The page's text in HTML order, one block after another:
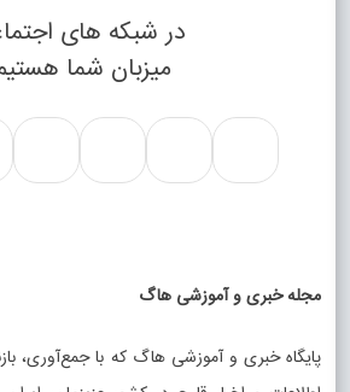
در شبکه های
میزبان شما
مجله خبری و آموزشی هاگ
پایگاه خبری و آموزشی هاگ که با جمع‌آوری،